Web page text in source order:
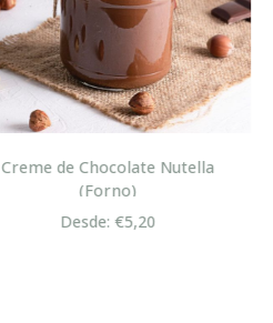
Creme de Chocolate Nutella
(Forno)
Desde: €5,20